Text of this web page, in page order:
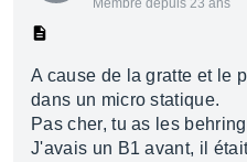
Membre depuis 23 ans
A cause de la gratte et le
dans un micro statique.
Pas cher, tu as les
J'avais un B1 avant, il